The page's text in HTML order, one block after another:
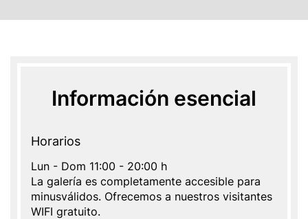
Información esencial
Horarios
Lun - Dom 11:00 - 20:00 h
La galería es completamente accesible para
minusválidos. Ofrecemos a nuestros visitantes
WIFI gratuito.